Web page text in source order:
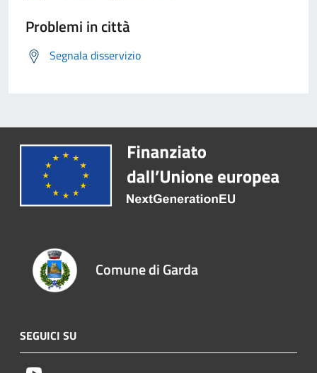
Problemi in città
Segnala disservizio
Comune di Garda
SEGUICI SU